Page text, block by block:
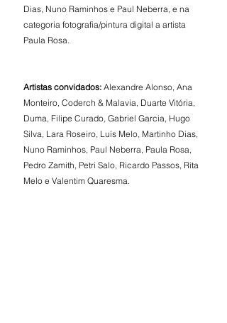
Dias, Nuno Raminhos e Paul Neberra, e na
categoria fotografia/pintura digital a artista
Paula Rosa.
Artistas convidados: Alexandre Alonso, Ana
Monteiro, Coderch & Malavia, Duarte Vitória,
Duma, Filipe Curado, Gabriel Garcia, Hugo
Silva, Lara Roseiro, Luís Melo, Martinho Dias,
Nuno Raminhos, Paul Neberra, Paula Rosa,
Pedro Zamith, Petri Salo, Ricardo Passos, Rita
Melo e Valentim Quaresma.